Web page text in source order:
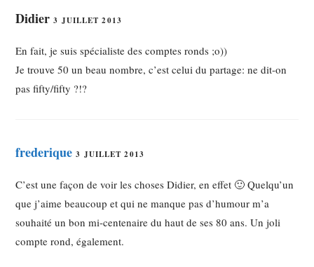
Didier3 JUILLET 2013
En fait, je suis spécialiste des comptes ronds ;o))
Je trouve 50 un beau nombre, c’est celui du partage: ne dit-on
pas fifty/fifty ?!?
frederique 3 JUILLET 2013
C’est une façon de voir les choses Didier, en effet 🙂 Quelqu’un
que j’aime beaucoup et qui ne manque pas d’humour m’a
souhaité un bon mi-centenaire du haut de ses 80 ans. Un joli
compte rond, également.